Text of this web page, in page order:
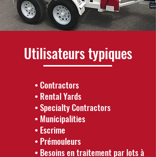
Utilisateurs typiques
• Contractors
• Rental Yards
• Specialty Contractors
• Municipalities
• Escrime
• Prémouleurs
• Besoins en traitement par lots à